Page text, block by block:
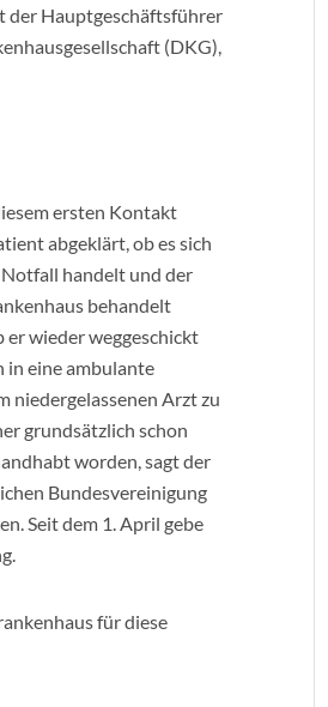
der Hauptgeschäftsführer
(DKG),
ersten Kontakt
abgeklärt, ob es sich
handelt und der
behandelt
er wieder weggeschickt
in eine ambulante
niedergelassenen Arzt zu
grundsätzlich schon
worden, sagt der
Bundesvereinigung
Seit dem 1. April gebe
für diese